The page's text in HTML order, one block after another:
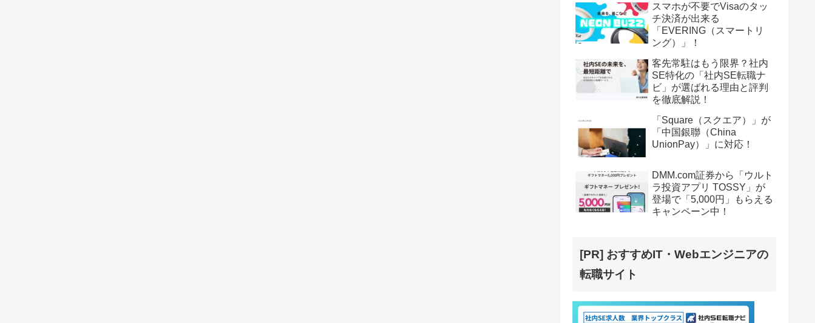
スマホが不要でVisaのタッ
チ決済が出来る
「EVERING（スマートリ
ング）」！
客先常駐はもう限界？社内
SE特化の「社内SE転職ナ
ビ」が選ばれる理由と評判
を徹底解説！
「Square（スクエア）」が
「中国銀聯（China
UnionPay）」に対応！
DMM.com証券から「ウルト
ラ投資アプリ TOSSY」が
登場で「5,000円」もらえる
キャンペーン中！
[PR] おすすめIT・Webエンジニアの
転職サイト